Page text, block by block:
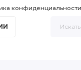
конфиденциальности